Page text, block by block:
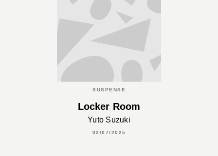
SUSPENSE
Locker Room
Yuto Suzuki
02/07/2025